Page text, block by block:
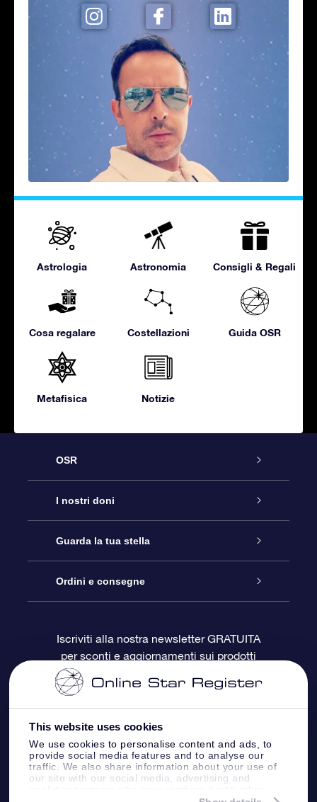
This website uses cookies
We use cookies to personalise content and ads, to
provide social media features and to analyse our
traffic. We also share information about your use of
our site with our social media, advertising and
Astrologia Astronomia Consigli & Regali
Cosa regalare Costellazioni Guida OSR
Metafisica Notizie
OSR
Assistenza
Contattaci
Blog
OSR Recensioni
I nostri doni
Online Star Gift
Pacchetto regalo OSR
Gift Card OSR
Doni aziendali
Guarda la tua stella
Registro stellare
Star Page personalizzata
One Million Stars
OSR Starsaver
App VR ‘Fly me to the stars’
Ordini e consegne
Informazioni di Pagamento
Politica di reso
Costellazioni
Iscriviti alla nostra newsletter GRATUITA
per sconti e aggiornamenti sui prodotti